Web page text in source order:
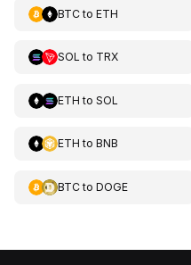
BTCto ETH
SOL to TRX
ETH to SOL
ETH to BNB
BTCto DOGE